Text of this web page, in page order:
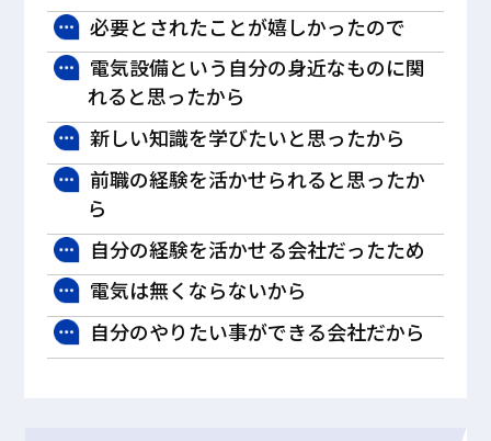
必要とされたことが嬉しかったので
電気設備という自分の身近なものに関
れると思ったから
新しい知識を学びたいと思ったから
前職の経験を活かせられると思ったか
ら
自分の経験を活かせる会社だったため
電気は無くならないから
自分のやりたい事ができる会社だから